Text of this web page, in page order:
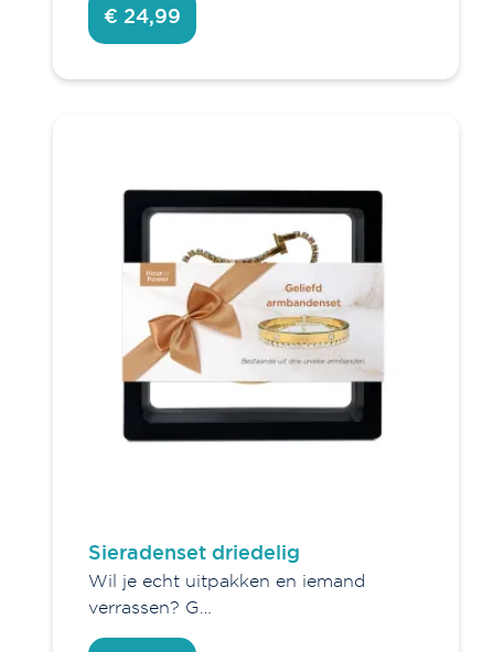
€ 24,99
Sieradenset driedelig
Wil je echt uitpakken en iemand
verrassen? G…